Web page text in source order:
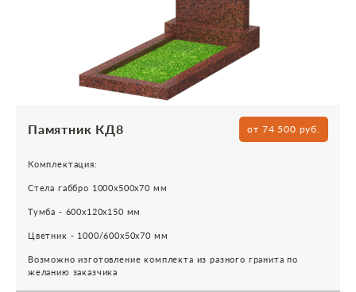
Памятник КД8 от 74 500 руб.
Комплектация:
Стела габбро 1000х500х70 мм
Тумба - 600х120х150 мм
Цветник - 1000/600х50х70 мм
Возможно изготовление комплекта из разного гранита по
желанию заказчика